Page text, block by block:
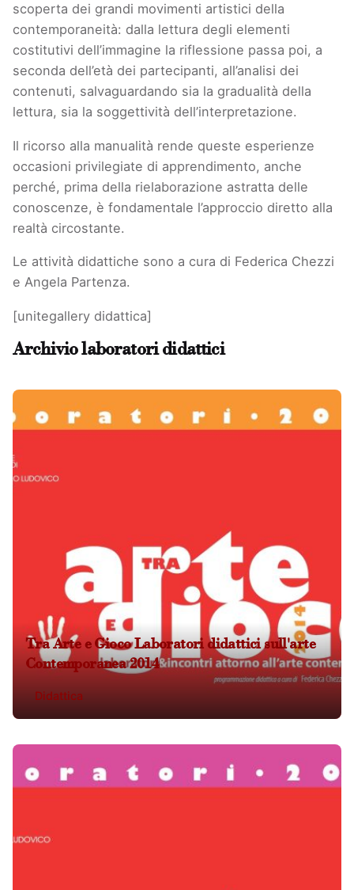
scoperta dei grandi movimenti artistici della
contemporaneità: dalla lettura degli elementi
costitutivi dell’immagine la riflessione passa poi, a
seconda dell’età dei partecipanti, all’analisi dei
contenuti, salvaguardando sia la gradualità della
lettura, sia la soggettività dell’interpretazione.
Il ricorso alla manualità rende queste esperienze
occasioni privilegiate di apprendimento, anche
perché, prima della rielaborazione astratta delle
conoscenze, è fondamentale l’approccio diretto alla
realtà circostante.
Le attività didattiche sono a cura di Federica Chezzi
e Angela Partenza.
[unitegallery didattica]
Archivio laboratori didattici
Tra Arte e Gioco Laboratori didattici sull'arte
Contemporanea 2014
Didattica